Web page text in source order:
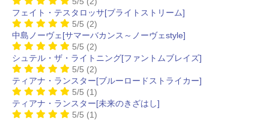
フェイト・テスタロッサ[ブライトストリーム]
5/5 (2)
中島ノーヴェ[サマーバカンス～ノーヴェstyle]
5/5 (2)
シュテル・ザ・ライトニング[ファントムブレイズ]
5/5 (2)
ティアナ・ランスター[ブルーロードストライカー]
5/5 (1)
ティアナ・ランスター[未来のきざはし]
5/5 (1)